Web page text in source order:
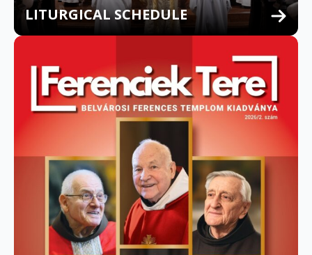
LITURGICAL SCHEDULE